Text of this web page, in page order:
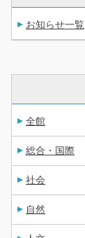
お知らせ一覧
全館
総合・国際
社会
自然